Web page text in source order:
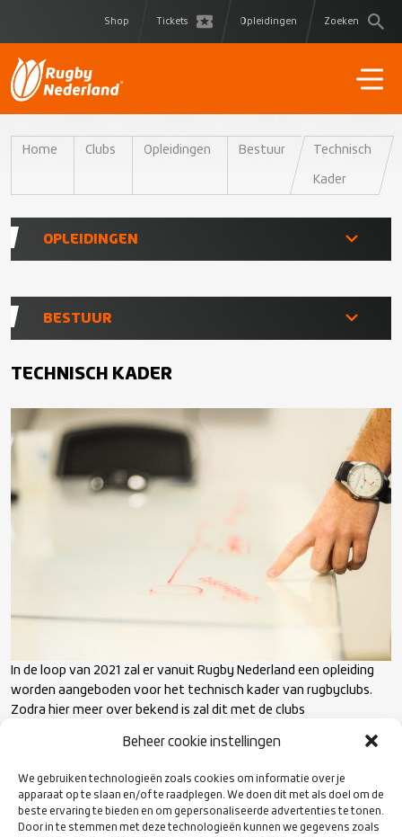
Beheer cookie instellingen
We gebruiken technologieën zoals cookies om informatie over je
apparaat op te slaan en/of te raadplegen. We doen dit met als doel om de
beste ervaring te bieden en om gepersonaliseerde advertenties te tonen.
Door in te stemmen met deze technologieën kunnen we gegevens zoals
Shop Tickets Opleidingen Zoeken
Home Clubs Opleidingen Bestuur Technisch
Kader
OPLEIDINGEN
Coach
Player welfare
Kracht & Conditie
BESTUUR
Technisch Kader
Sportief Bestuur
TECHNISCH KADER
In de loop van 2021 zal er vanuit Rugby Nederland een opleiding
worden aangeboden voor het technisch kader van rugbyclubs.
Zodra hier meer over bekend is zal dit met de clubs